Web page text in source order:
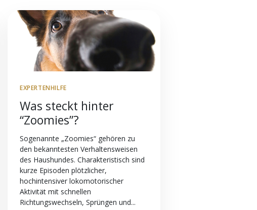
EXPERTENHILFE
Was steckt hinter
“Zoomies”?
Sogenannte „Zoomies“ gehören zu
den bekanntesten Verhaltensweisen
des Haushundes. Charakteristisch sind
kurze Episoden plötzlicher,
hochintensiver lokomotorischer
Aktivität mit schnellen
Richtungswechseln, Sprüngen und...